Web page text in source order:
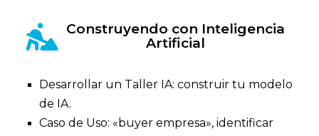
Construyendo con Inteligencia
Artificial
Desarrollar un Taller IA: construir tu modelo
de IA.
Caso de Uso: «buyer empresa», identificar